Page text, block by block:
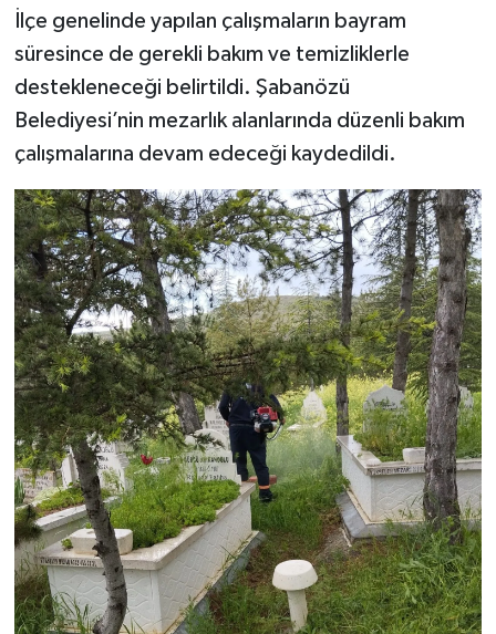
İlçe genelinde yapılan çalışmaların bayram
süresince de gerekli bakım ve temizliklerle
destekleneceği belirtildi. Şabanözü
Belediyesi’nin mezarlık alanlarında düzenli bakım
çalışmalarına devam edeceği kaydedildi.